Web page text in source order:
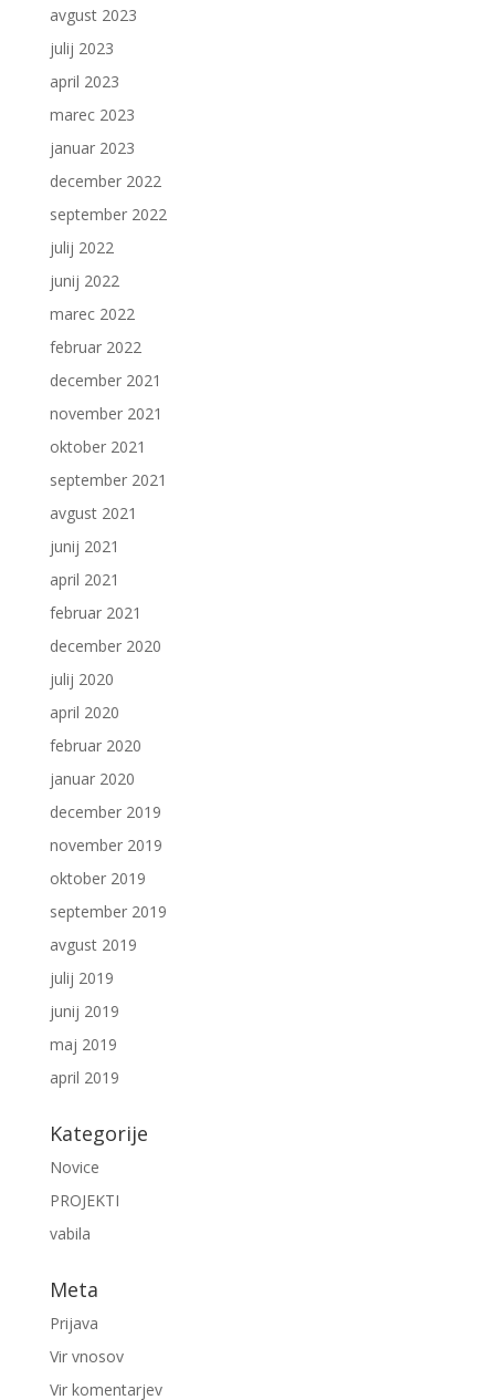
avgust 2023
julij 2023
april 2023
marec 2023
januar 2023
december 2022
september 2022
julij 2022
junij 2022
marec 2022
februar 2022
december 2021
november 2021
oktober 2021
september 2021
avgust 2021
junij 2021
april 2021
februar 2021
december 2020
julij 2020
april 2020
februar 2020
januar 2020
december 2019
november 2019
oktober 2019
september 2019
avgust 2019
julij 2019
junij 2019
maj 2019
april 2019
Kategorije
Novice
PROJEKTI
vabila
Meta
Prijava
Vir vnosov
Vir komentarjev